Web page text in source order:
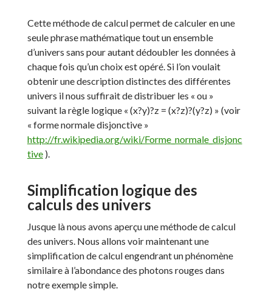
Cette méthode de calcul permet de calculer en une
seule phrase mathématique tout un ensemble
d’univers sans pour autant dédoubler les données à
chaque fois qu’un choix est opéré. Si l’on voulait
obtenir une description distinctes des différentes
univers il nous suffirait de distribuer les « ou »
suivant la règle logique « (x?y)?z = (x?z)?(y?z) » (voir
« forme normale disjonctive »
http://fr.wikipedia.org/wiki/Forme_normale_disjonc
tive).
Simplification logique des
calculs des univers
Jusque là nous avons aperçu une méthode de calcul
des univers. Nous allons voir maintenant une
simplification de calcul engendrant un phénomène
similaire à l’abondance des photons rouges dans
notre exemple simple.